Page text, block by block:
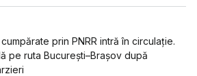
prin PNRR intră în circulație.
pe ruta București–Brașov după